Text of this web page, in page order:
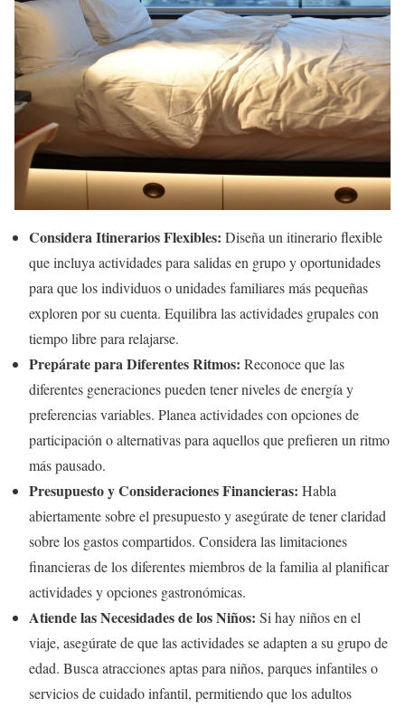
Considera Itinerarios Flexibles: Diseña un itinerario flexible
que incluya actividades para salidas en grupo y oportunidades
para que los individuos o unidades familiares más pequeñas
exploren por su cuenta. Equilibra las actividades grupales con
tiempo libre para relajarse.
Prepárate para Diferentes Ritmos: Reconoce que las
diferentes generaciones pueden tener niveles de energía y
preferencias variables. Planea actividades con opciones de
participación o alternativas para aquellos que prefieren un ritmo
más pausado.
Presupuesto y Consideraciones Financieras: Habla
abiertamente sobre el presupuesto y asegúrate de tener claridad
sobre los gastos compartidos. Considera las limitaciones
financieras de los diferentes miembros de la familia al planificar
actividades y opciones gastronómicas.
Atiende las Necesidades de los Niños: Si hay niños en el
viaje, asegúrate de que las actividades se adapten a su grupo de
edad. Busca atracciones aptas para niños, parques infantiles o
servicios de cuidado infantil, permitiendo que los adultos